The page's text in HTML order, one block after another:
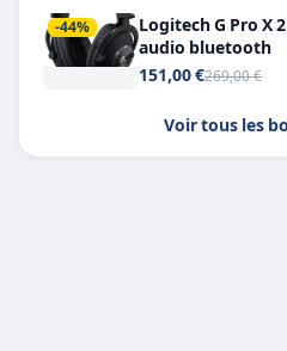
-44%
Logitech G Pro X
audio bluetooth
151,00 €269,00 €
Voir tous les